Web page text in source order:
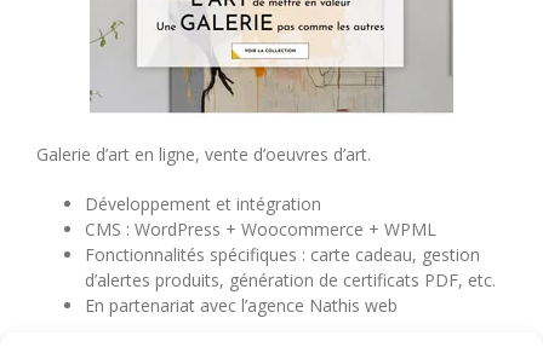
Galerie d’art en ligne, vente d’oeuvres d’art.
Développement et intégration
CMS : WordPress + Woocommerce + WPML
Fonctionnalités spécifiques : carte cadeau, gestion
d’alertes produits, génération de certificats PDF, etc.
En partenariat avec l’agence Nathis web